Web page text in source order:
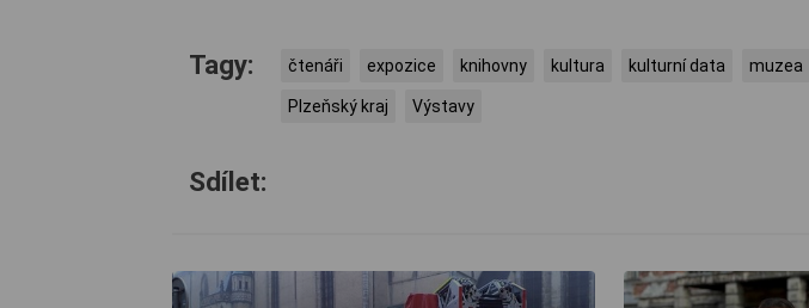
Tagy: čtenáři expozice knihovny kultura kulturní data muzea
Plzeňský kraj Výstavy
Sdílet: